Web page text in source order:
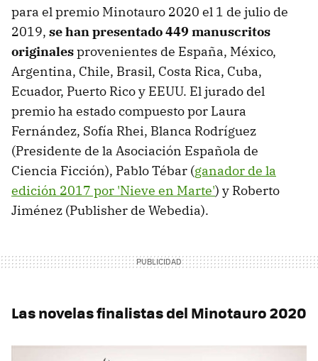
para el premio Minotauro 2020 el 1 de julio de
2019, se han presentado 449 manuscritos
originalesprovenientes de España, México,
Argentina, Chile, Brasil, Costa Rica, Cuba,
Ecuador, Puerto Rico y EEUU. El jurado del
premio ha estado compuesto por Laura
Fernández, Sofía Rhei, Blanca Rodríguez
(Presidente de la Asociación Española de
Ciencia Ficción), Pablo Tébar (ganador de la
edición 2017 por 'Nieve en Marte') y Roberto
Jiménez (Publisher de Webedia).
Las novelas finalistas del Minotauro 2020